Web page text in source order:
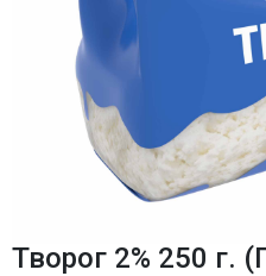
Творог 2% 250 г.